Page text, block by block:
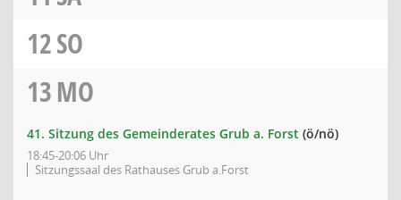
12SO
13MO
41. Sitzung des Gemeinderates Grub a. Forst (ö/nö)
18:45-20:06 Uhr
Sitzungssaal des Rathauses Grub a.Forst